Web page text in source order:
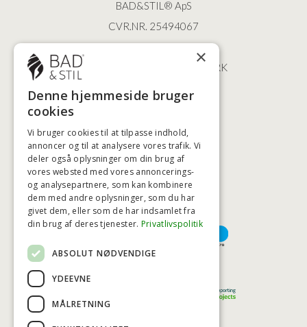
BAD&STIL® ApS
CVR.NR. 25494067
ØSTERBROGADE 202
2100 KØBENHAVN • DANMARK
+45 3920 5084
HØJESTE KREDITVÆRDIGHED
BETALINGSMULIGHEDER
×
Denne hjemmeside bruger
cookies
Vi bruger cookies til at tilpasse indhold,
annoncer og til at analysere vores trafik. Vi
deler også oplysninger om din brug af
vores websted med vores annoncerings-
og analysepartnere, som kan kombinere
dem med andre oplysninger, som du har
givet dem, eller som de har indsamlet fra
din brug af deres tjenester. Privatlivspolitik
ABSOLUT NØDVENDIGE
YDEEVNE
MÅLRETNING